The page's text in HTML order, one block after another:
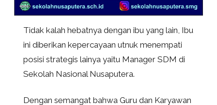
Tidak kalah hebatnya dengan ibu yang lain, Ibu
ini diberikan kepercayaan utnuk menempati
posisi strategis lainya yaitu Manager SDM di
Sekolah Nasional Nusaputera.
Dengan semangat bahwa Guru dan Karyawan